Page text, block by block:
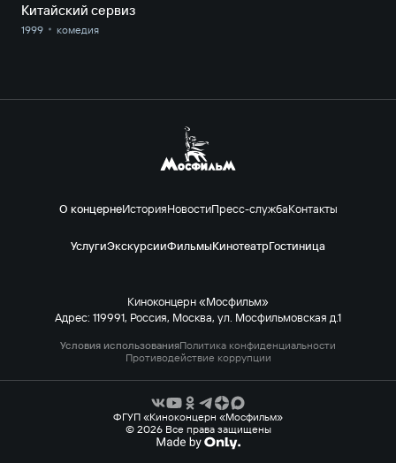
Китайский сервиз
1999 комедия
О концернеИсторияНовостиПресс-службаКонтакты
УслугиЭкскурсииФильмыКинотеатрГостиница
Киноконцерн «Мосфильм»
Адрес: 119991, Россия, Москва, ул. Мосфильмовская д.1
Условия использованияПолитика конфиденциальности
Противодействие коррупции
ФГУП «Киноконцерн «Мосфильм»
© 2026 Все права защищены